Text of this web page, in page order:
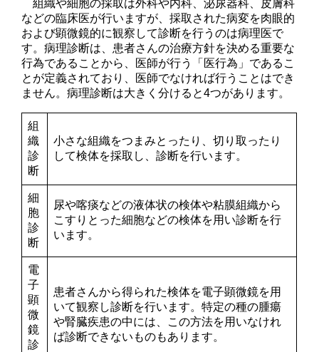
組織や細胞の採取は外科や内科、泌尿器科、皮膚科
などの臨床医が行いますが、採取された病変を肉眼的
および顕微鏡的に観察して診断を行うのは病理医で
す。病理診断は、患者さんの治療方針を決める重要な
行為であることから、医師が行う「医行為」であるこ
とが定義されており、医師でなければ行うことはでき
ません。病理診断は大きく分けると4つがあります。
組
織
診
断
小さな組織をつまみとったり、切り取ったり
して検体を採取し、診断を行います。
細
胞
診
断
尿や喀痰などの液体状の検体や粘膜組織から
こすりとった細胞などの検体を用い診断を行
います。
電
子
顕
微
鏡
診
患者さんから得られた検体を電子顕微鏡を用
いて観察し診断を行います。特定の種の腫瘍
や腎臓疾患の中には、この方法を用いなけれ
ば診断できないものもあります。